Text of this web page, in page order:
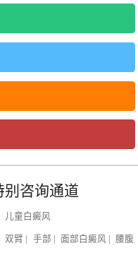
别咨询通道
儿童白癜风
双臂 | 手部 | 面部白癜风 | 腰腹